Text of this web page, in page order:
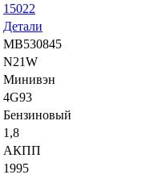
15022
Детали
MB530845
N21W
Минивэн
4G93
Бензиновый
1,8
АКПП
1995